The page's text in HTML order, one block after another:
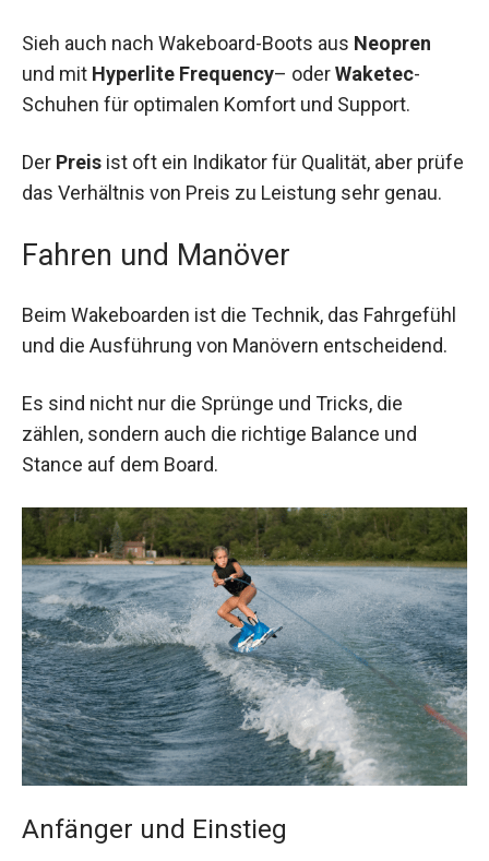
Sieh auch nach Wakeboard-Boots aus Neopren
und mit Hyperlite Frequency– oderWaketec-
Schuhen für optimalen Komfort und Support.
Der Preis ist oft ein Indikator für Qualität, aber prüfe
das Verhältnis von Preis zu Leistung sehr genau.
Fahren und Manöver
Beim Wakeboarden ist die Technik, das Fahrgefühl
und die Ausführung von Manövern entscheidend.
Es sind nicht nur die Sprünge und Tricks, die
zählen, sondern auch die richtige Balance und
Stance auf dem Board.
Anfänger und Einstieg